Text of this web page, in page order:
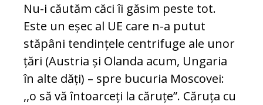
Nu-i căutăm căci îi găsim peste tot.
Este un eșec al UE care n-a putut
stăpâni tendințele centrifuge ale unor
țări (Austria și Olanda acum, Ungaria
în alte dăți) – spre bucuria Moscovei:
,,o să vă întoarceți la căruțe”. Căruța cu